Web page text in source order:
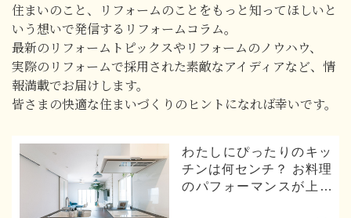
住まいのこと、リフォームのことをもっと知ってほしいと
いう想いで発信するリフォームコラム。
最新のリフォームトピックスやリフォームのノウハウ、
実際のリフォームで採用された素敵なアイディアなど、情
報満載でお届けします。
皆さまの快適な住まいづくりのヒントになれば幸いです。
わたしにぴったりのキッ
チンは何センチ？ お料理
のパフォーマンスが上が